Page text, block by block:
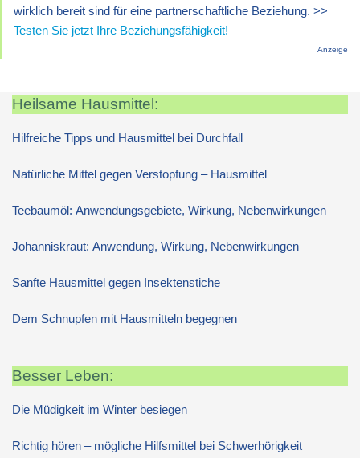
wirklich bereit sind für eine partnerschaftliche Beziehung. >>
Testen Sie jetzt Ihre Beziehungsfähigkeit!
Anzeige
Heilsame Hausmittel:
Hilfreiche Tipps und Hausmittel bei Durchfall
Natürliche Mittel gegen Verstopfung – Hausmittel
Teebaumöl: Anwendungsgebiete, Wirkung, Nebenwirkungen
Johanniskraut: Anwendung, Wirkung, Nebenwirkungen
Sanfte Hausmittel gegen Insektenstiche
Dem Schnupfen mit Hausmitteln begegnen
Besser Leben:
Die Müdigkeit im Winter besiegen
Richtig hören – mögliche Hilfsmittel bei Schwerhörigkeit